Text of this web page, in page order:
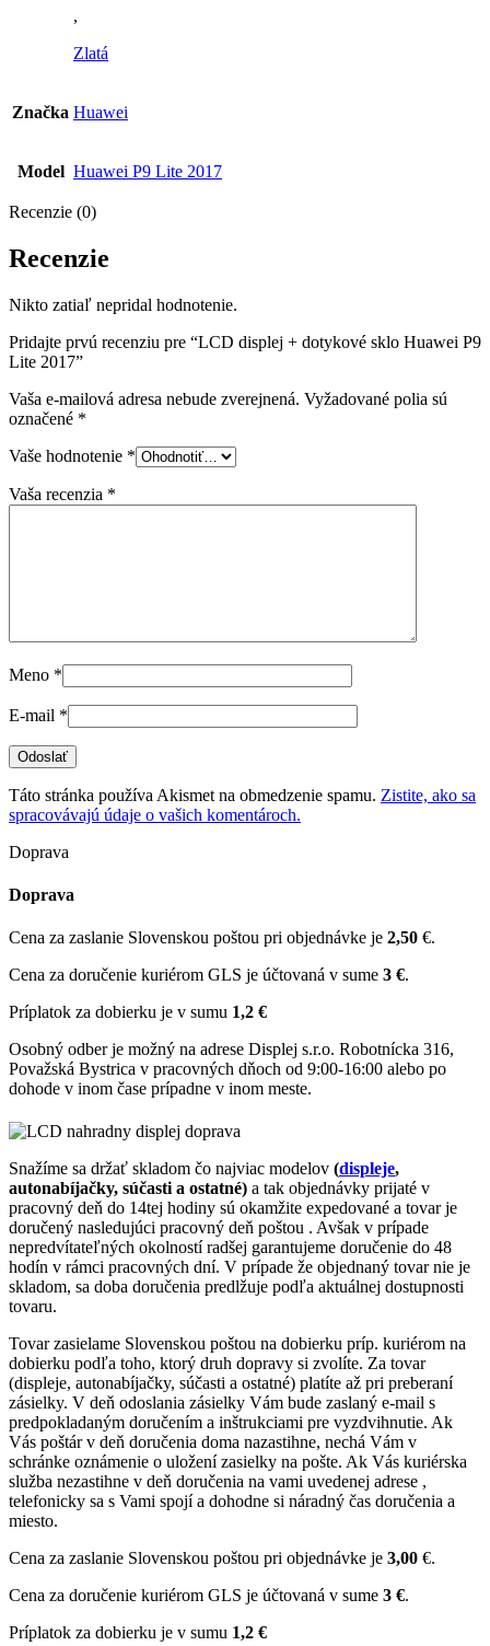
,
Zlatá
Značka Huawei
Model Huawei P9 Lite 2017
Recenzie (0)
Recenzie
Nikto zatiaľ nepridal hodnotenie.
Pridajte prvú recenziu pre “LCD displej + dotykové sklo Huawei P9
Lite 2017”
Vaša e-mailová adresa nebude zverejnená. Vyžadované polia sú
označené *
Vaše hodnotenie *
Vaša recenzia *
Meno *
E-mail *
Táto stránka používa Akismet na obmedzenie spamu. Zistite, ako sa
spracovávajú údaje o vašich komentároch.
Doprava
Doprava
Cena za zaslanie Slovenskou poštou pri objednávke je 2,50 €.
Cena za doručenie kuriérom GLS je účtovaná v sume 3 €.
Príplatok za dobierku je v sumu 1,2 €
Osobný odber je možný na adrese Displej s.r.o. Robotnícka 316,
Považská Bystrica v pracovných dňoch od 9:00-16:00 alebo po
dohode v inom čase prípadne v inom meste.
Snažíme sa držať skladom čo najviac modelov (displeje,
autonabíjačky, súčasti a ostatné) a tak objednávky prijaté v
pracovný deň do 14tej hodiny sú okamžite expedované a tovar je
doručený nasledujúci pracovný deň poštou . Avšak v prípade
nepredvítateľných okolností radšej garantujeme doručenie do 48
hodín v rámci pracovných dní. V prípade že objednaný tovar nie je
skladom, sa doba doručenia predlžuje podľa aktuálnej dostupnosti
tovaru.
Tovar zasielame Slovenskou poštou na dobierku príp. kuriérom na
dobierku podľa toho, ktorý druh dopravy si zvolíte. Za tovar
(displeje, autonabíjačky, súčasti a ostatné) platíte až pri preberaní
zásielky. V deň odoslania zásielky Vám bude zaslaný e-mail s
predpokladaným doručením a inštrukciami pre vyzdvihnutie. Ak
Vás poštár v deň doručenia doma nazastihne, nechá Vám v
schránke oznámenie o uložení zasielky na pošte. Ak Vás kuriérska
služba nezastihne v deň doručenia na vami uvedenej adrese ,
telefonicky sa s Vami spojí a dohodne si náradný čas doručenia a
miesto.
Cena za zaslanie Slovenskou poštou pri objednávke je 3,00 €.
Cena za doručenie kuriérom GLS je účtovaná v sume 3 €.
Príplatok za dobierku je v sumu 1,2 €